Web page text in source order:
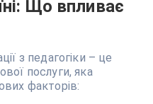
Що впливає
з педагогіки – це
послуги, яка
факторів: